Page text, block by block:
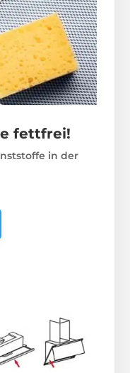
fettfrei!
in der